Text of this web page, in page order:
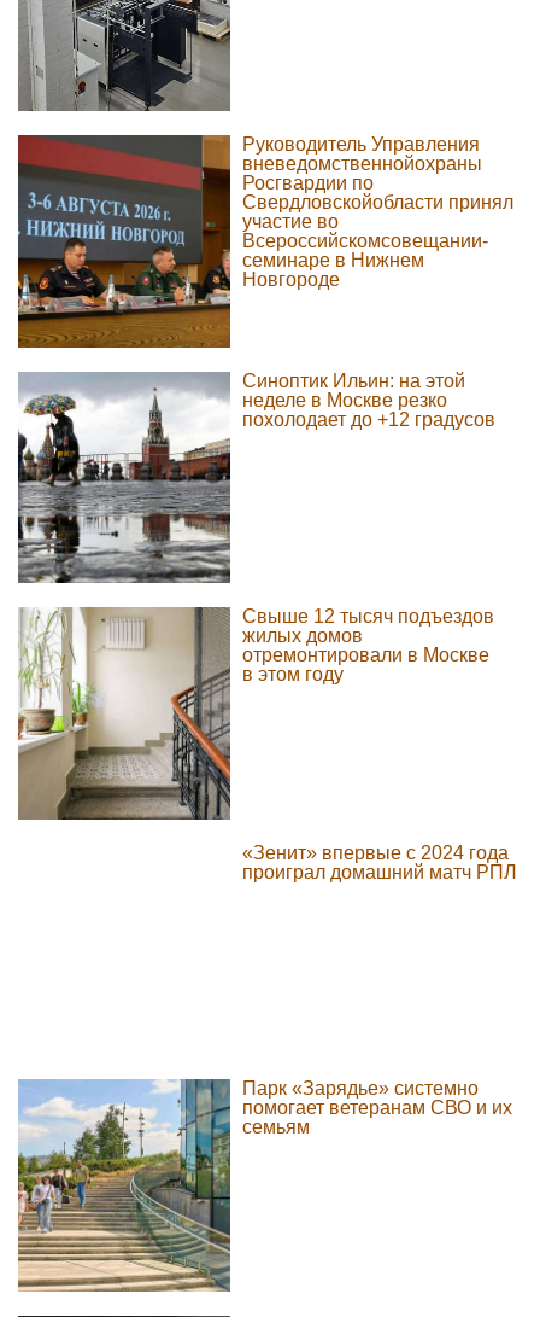
Руководитель Управления
вневедомственнойохраны
Росгвардии по
Свердловскойобласти принял
участие во
Всероссийскомсовещании-
семинаре в Нижнем
Новгороде
Синоптик Ильин: на этой
неделе в Москве резко
похолодает до +12 градусов
Свыше 12 тысяч подъездов
жилых домов
отремонтировали в Москве
в этом году
«Зенит» впервые с 2024 года
проиграл домашний матч РПЛ
Парк «Зарядье» системно
помогает ветеранам СВО и их
семьям